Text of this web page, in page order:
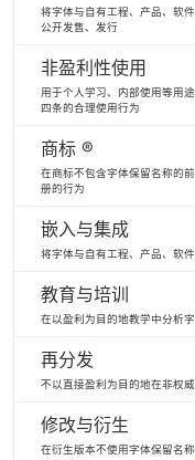
将字体与自有工程、产品、软
公开发售、发行
非盈利性使用
用于个人学习、内部使用等用
四条的合理使用行为
商标 ®
在商标不包含字体保留名称的
册的行为
嵌入与集成
将字体与自有工程、产品、软
教育与培训
在以盈利为目的地教学中分析
再分发
不以直接盈利为目的地在非权
修改与衍生
在衍生版本不使用字体保留名